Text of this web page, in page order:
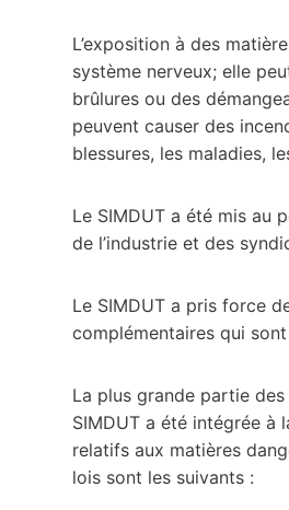
L’exposition à des
système nerveux; elle
brûlures ou des
peuvent causer des
blessures, les maladies,
Le SIMDUT a été mis au
de l’industrie et des
Le SIMDUT a pris force
complémentaires qui
La plus grande partie
SIMDUT a été intégrée à
relatifs aux matières
lois sont les suivants :